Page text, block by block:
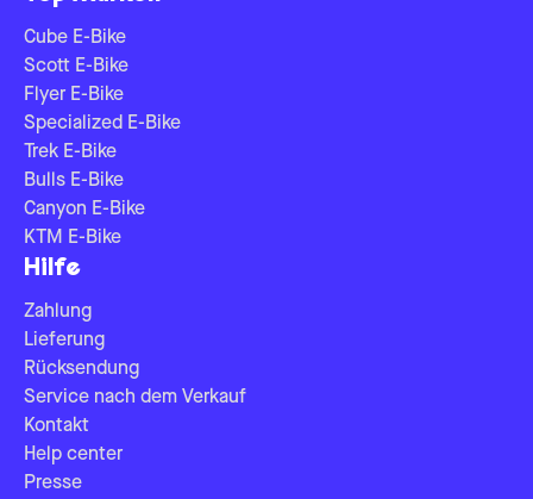
Cube E-Bike
Scott E-Bike
Flyer E-Bike
Specialized E-Bike
Trek E-Bike
Bulls E-Bike
Canyon E-Bike
KTM E-Bike
Hilfe
Zahlung
Lieferung
Rücksendung
Service nach dem Verkauf
Kontakt
Help center
Presse